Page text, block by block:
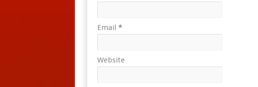
Email *
Website